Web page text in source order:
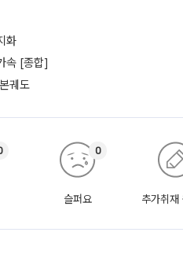
화
속 [종합]
궤도
슬퍼요
0
추가취재